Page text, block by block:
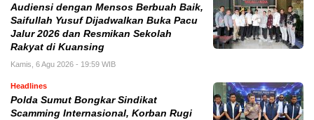
Audiensi dengan Mensos Berbuah Baik,
Saifullah Yusuf Dijadwalkan Buka Pacu
Jalur 2026 dan Resmikan Sekolah
Rakyat di Kuansing
Kamis, 6 Agu 2026 - 19:59 WIB
Headlines
Polda Sumut Bongkar Sindikat
Scamming Internasional, Korban Rugi